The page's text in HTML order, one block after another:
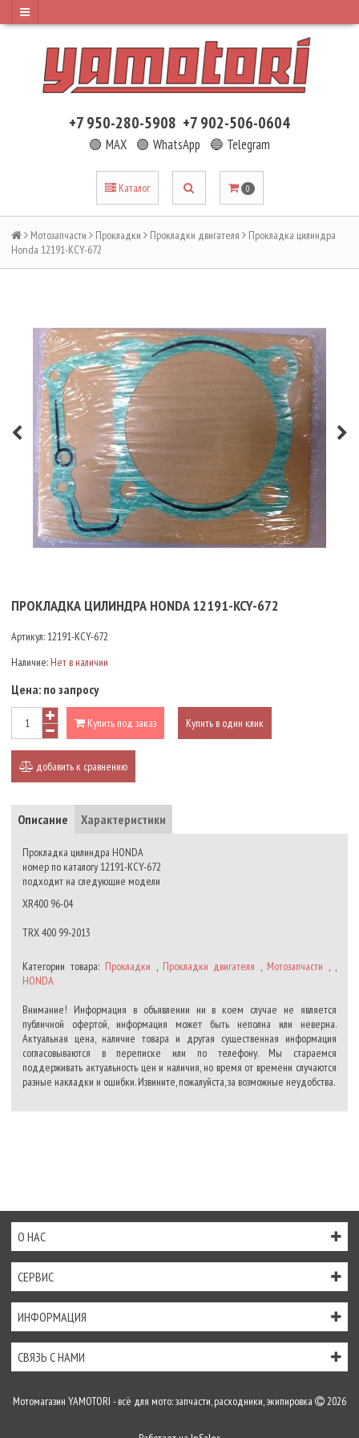
+7 950-280-5908 +7 902-506-0604
🟢 MAX 🟢 WhatsApp 🔵 Telegram
Каталог 0
Мотозапчасти Прокладки Прокладки двигателя
Прокладка цилиндра
Honda 12191-KCY-672
ПРОКЛАДКА ЦИЛИНДРА HONDA 12191-KCY-672
Артикул: 12191-KCY-672
Наличие: Нет в наличии
Цена: по запросу
Купить под заказ Купить в один клик
добавить к сравнению
Описание Характеристики
Прокладка цилиндра HONDA
номер по каталогу 12191-KCY-672
подходит на следующие модели
XR400 96-04
TRX 400 99-2013
Категории товара: Прокладки , Прокладки двигателя , Мотозапчасти , ,
HONDA
Внимание! Информация в объявлении ни в коем случае не является
публичной офертой, информация может быть неполна или неверна.
Актуальная цена, наличие товара и другая существенная информация
согласовываются в переписке или по телефону. Мы стараемся
поддерживать актуальность цен и наличия, но время от времени случаются
разные накладки и ошибки. Извините, пожалуйста, за возможные неудобства.
О НАС
СЕРВИС
ИНФОРМАЦИЯ
СВЯЗЬ С НАМИ
Мотомагазин YAMOTORI - всё для мото: запчасти, расходники, экипировка 2026